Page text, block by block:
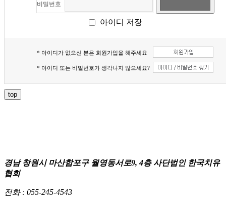
비밀번호
아이디 저장
* 아이디가 없으신 분은 회원가입을 해주세요
* 아이디 또는 비밀번호가 생각나지 않으세요?
top
경남 창원시 마산합포구 월영동서로9, 4층 사단법인 한국치유
협회
전화 : 055-245-4543